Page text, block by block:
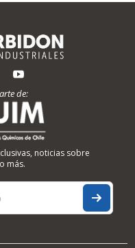
de:
noticias sobre
más.